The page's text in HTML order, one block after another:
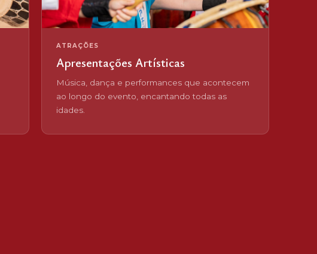
ATRAÇÕES
Apresentações Artísticas
Música, dança e performances que acontecem
ao longo do evento, encantando todas as
idades.